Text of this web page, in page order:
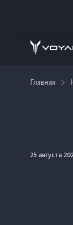
Главная
25 августа